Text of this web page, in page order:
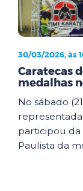
30/03/2026, às
Caratecas
medalhas
No sábado
participou da
Paulista da